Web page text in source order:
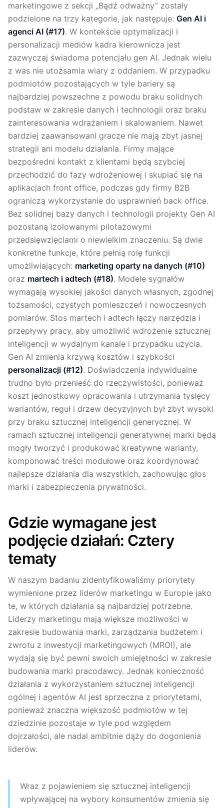
marketingowe z sekcji „Bądź odważny” zostały
podzielone na trzy kategorie, jak następuje: Gen AI i
agenci AI (#17). W kontekście optymalizacji i
personalizacji mediów kadra kierownicza jest
zazwyczaj świadoma potencjału gen AI. Jednak wielu
z was nie utożsamia wiary z oddaniem. W przypadku
podmiotów pozostających w tyle bariery są
najbardziej powszechne z powodu braku solidnych
podstaw w zakresie danych i technologii oraz braku
zainteresowania wdrażaniem i skalowaniem. Nawet
bardziej zaawansowani gracze nie mają zbyt jasnej
strategii ani modelu działania. Firmy mające
bezpośredni kontakt z klientami będą szybciej
przechodzić do fazy wdrożeniowej i skupiać się na
aplikacjach front office, podczas gdy firmy B2B
ograniczą wykorzystanie do usprawnień back office.
Bez solidnej bazy danych i technologii projekty Gen AI
pozostaną izolowanymi pilotażowymi
przedsięwzięciami o niewielkim znaczeniu. Są dwie
konkretne funkcje, które pełnią rolę funkcji
umożliwiających: marketing oparty na danych (#10)
oraz martech i adtech (#18). Modele sygnałów
wymagają wysokiej jakości danych własnych, zgodnej
tożsamości, czystych pomieszczeń i nowoczesnych
pomiarów. Stos martech i adtech łączy narzędzia i
przepływy pracy, aby umożliwić wdrożenie sztucznej
inteligencji w wydajnym kanale i przypadku użycia.
Gen AI zmienia krzywą kosztów i szybkości
personalizacji (#12). Doświadczenia indywidualne
trudno było przenieść do rzeczywistości, ponieważ
koszt jednostkowy opracowania i utrzymania tysięcy
wariantów, reguł i drzew decyzyjnych był zbyt wysoki
przy braku sztucznej inteligencji generycznej. W
ramach sztucznej inteligencji generatywnej marki będą
mogły tworzyć i produkować kreatywne warianty,
komponować treści modułowe oraz koordynować
najlepsze działania dla wszystkich, zachowując głos
marki i zabezpieczenia prywatności.
Gdzie wymagane jest
podjęcie działań: Cztery
tematy
W naszym badaniu zidentyfikowaliśmy priorytety
wymienione przez liderów marketingu w Europie jako
te, w których działania są najbardziej potrzebne.
Liderzy marketingu mają większe możliwości w
zakresie budowania marki, zarządzania budżetem i
zwrotu z inwestycji marketingowych (MROI), ale
wydają się być pewni swoich umiejętności w zakresie
budowania marki pracodawcy. Jednak konieczność
działania z wykorzystaniem sztucznej inteligencji
ogólnej i agentów AI jest sprzeczna z priorytetami,
ponieważ znaczna większość podmiotów w tej
dziedzinie pozostaje w tyle pod względem
dojrzałości, ale nadal ambitnie dąży do dogonienia
liderów.
Wraz z pojawieniem się sztucznej inteligencji
wpływającej na wybory konsumentów zmienia się